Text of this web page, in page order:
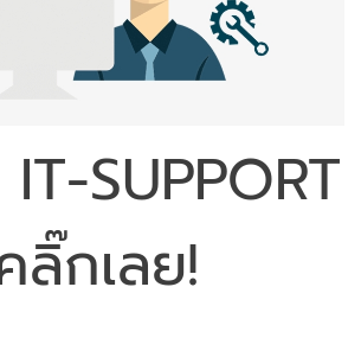
SUPPORT
ลิ๊กเลย!